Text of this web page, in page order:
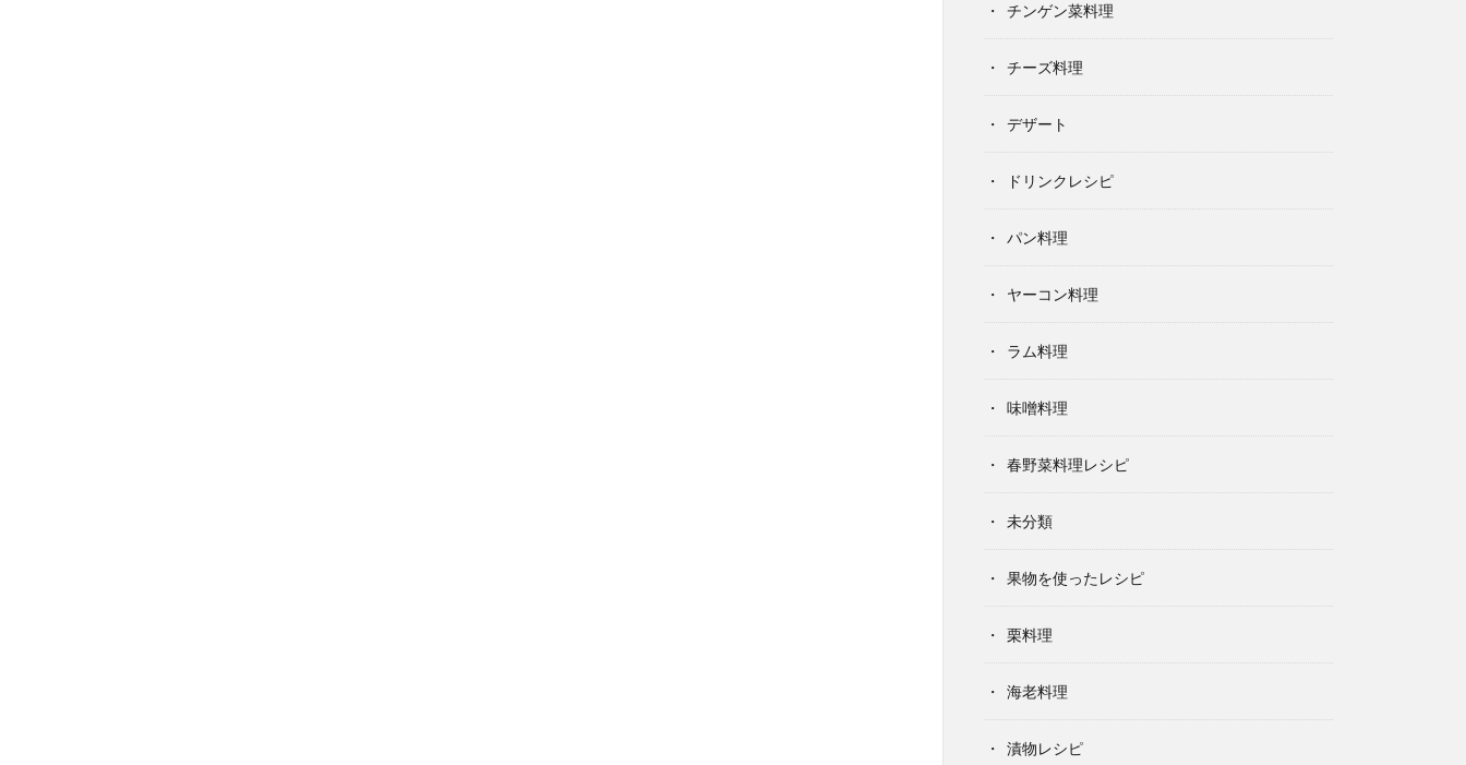
チンゲン菜料理
チーズ料理
デザート
ドリンクレシピ
パン料理
ヤーコン料理
ラム料理
味噌料理
春野菜料理レシピ
未分類
果物を使ったレシピ
栗料理
海老料理
漬物レシピ